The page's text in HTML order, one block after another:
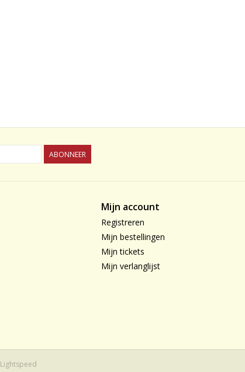
ABONNEER
Mijn account
Registreren
Mijn bestellingen
Mijn tickets
Mijn verlanglijst
Lightspeed